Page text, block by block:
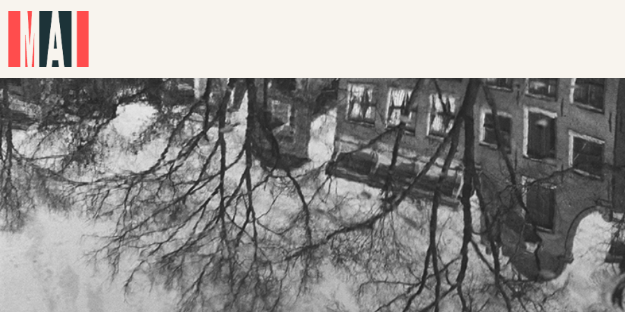
Skip to main content